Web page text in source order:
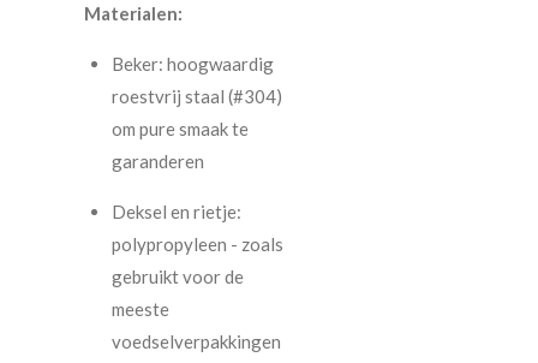
Materialen:
Beker: hoogwaardig
roestvrij staal (#304)
om pure smaak te
garanderen
Deksel en rietje:
polypropyleen - zoals
gebruikt voor de
meeste
voedselverpakkingen